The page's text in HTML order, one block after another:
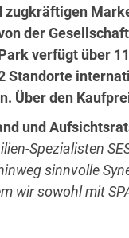
zugkräftigen
der
verfügt über
Standorte
Über den
und
Spezialisten
sinnvolle
wir sowohl mit